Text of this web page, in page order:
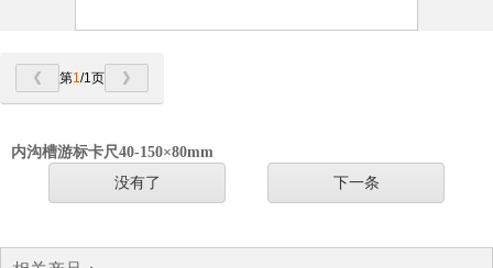
第1/1页
内沟槽游标卡尺40-150×80mm
没有了 下一条